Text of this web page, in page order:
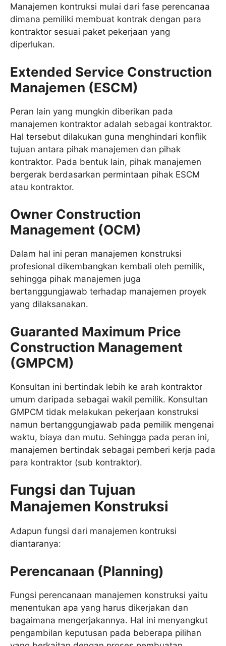
Manajemen kontruksi mulai dari fase perencanaa
dimana pemiliki membuat kontrak dengan para
kontraktor sesuai paket pekerjaan yang
diperlukan.
Extended Service Construction
Manajemen (ESCM)
Peran lain yang mungkin diberikan pada
manajemen kontraktor adalah sebagai kontraktor.
Hal tersebut dilakukan guna menghindari konflik
tujuan antara pihak manajemen dan pihak
kontraktor. Pada bentuk lain, pihak manajemen
bergerak berdasarkan permintaan pihak ESCM
atau kontraktor.
Owner Construction
Management (OCM)
Dalam hal ini peran manajemen konstruksi
profesional dikembangkan kembali oleh pemilik,
sehingga pihak manajemen juga
bertanggungjawab terhadap manajemen proyek
yang dilaksanakan.
Guaranted Maximum Price
Construction Management
(GMPCM)
Konsultan ini bertindak lebih ke arah kontraktor
umum daripada sebagai wakil pemilik. Konsultan
GMPCM tidak melakukan pekerjaan konstruksi
namun bertanggungjawab pada pemilik mengenai
waktu, biaya dan mutu. Sehingga pada peran ini,
manajemen bertindak sebagai pemberi kerja pada
para kontraktor (sub kontraktor).
Fungsi dan Tujuan
Manajemen Konstruksi
Adapun fungsi dari manajemen kontruksi
diantaranya:
Perencanaan (Planning)
Fungsi perencanaan manajemen konstruksi yaitu
menentukan apa yang harus dikerjakan dan
bagaimana mengerjakannya. Hal ini menyangkut
pengambilan keputusan pada beberapa pilihan